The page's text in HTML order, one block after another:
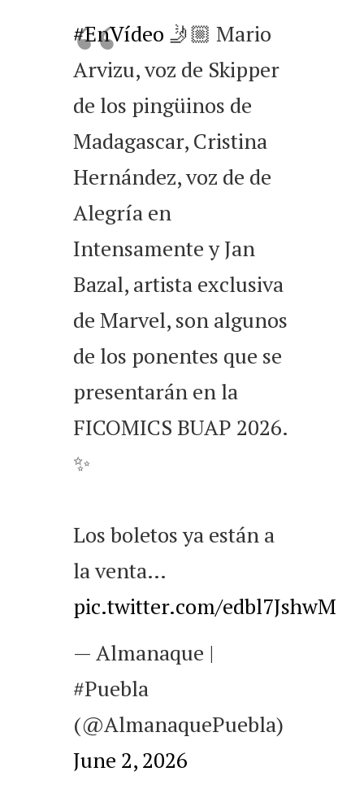
#EnVídeo 🤳🏼 Mario
Arvizu, voz de Skipper
de los pingüinos de
Madagascar, Cristina
Hernández, voz de de
Alegría en
Intensamente y Jan
Bazal, artista exclusiva
de Marvel, son algunos
de los ponentes que se
presentarán en la
FICOMICS BUAP 2026.
✨
Los boletos ya están a
la venta…
pic.twitter.com/edbl7JshwM
— Almanaque |
#Puebla
(@AlmanaquePuebla)
June 2, 2026